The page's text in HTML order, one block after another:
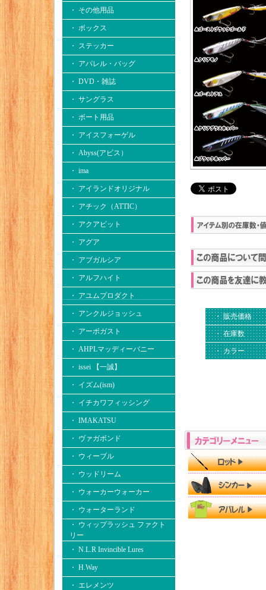
・ その他用品
・ ボックス
・ ステッカー
・ アパレル・バッグ
・ DVD・雑誌
・ サングラス
・ ボート用品
・ アイスフォーゲル
・ Abyss(アビス）
・ ima
・ アイランドオリジナル
・ アチック（ATTIC）
・ アクアビット
・ アグア
・ アブガルシア
・ アルフハイト
・ アユムプロダクト
・ アンクルジョッシュ
・ アーボガスト
・ AHPLマッディーバニー
・ issei 【一誠】
・ イズム(ism)
・ イチカワフィッシング
・ IMAKATSU
・ ヴァガボンド
・ ウィーブル
・ ウッドリーム
・ ウォーカーウォーカー
・ ウォーターランド
・ ウィップラッシュ ファクト
リー
・ N.L.R Invincible Lures
・ H.Way
・ エレメンツ
・ 販売価格
・ 在庫数
・ カラー